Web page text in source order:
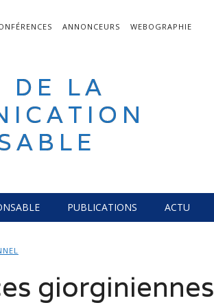
ANNONCEURS
WEBOGRAPHIE
DE LA
PUBLICATIONS ACTU
giorginiennes